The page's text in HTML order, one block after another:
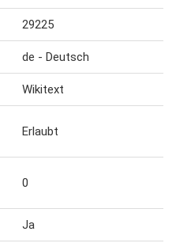
29225
de - Deutsch
Wikitext
Erlaubt
0
Ja